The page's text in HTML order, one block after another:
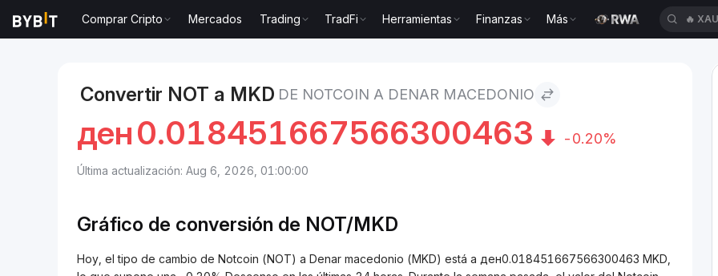
Comprar Cripto Mercados Trading TradFi Herramientas Finanzas Más 🔥
Convertir NOT a MKD DE NOTCOIN A DENAR MACEDONIO
ден0.018451667566300463 -0.20%
Última actualización: Aug 6, 2026, 01:00:00
Gráfico de conversión de NOT/MKD
Hoy, el tipo de cambio de Notcoin (NOT) a Denar macedonio (MKD) está a ден0.018451667566300463 MKD,